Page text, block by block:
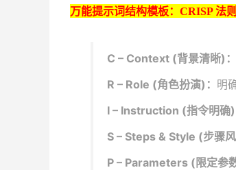
万能提示词结构模板： CRISP 法则
C – Context (背景清晰)：
R – Role (角色扮演)： 明
I – Instruction (指令明确)
S – Steps & Style (步骤风
P – Parameters (限定参